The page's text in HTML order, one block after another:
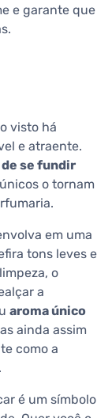
e garante que
visto há
e atraente.
se fundir
o tornam
em uma
tons leves e
o
a
aroma único
ainda assim
como a
é um símbolo